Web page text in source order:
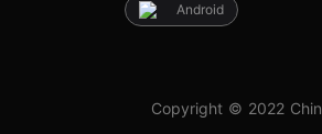
Android
Copyright © 2022